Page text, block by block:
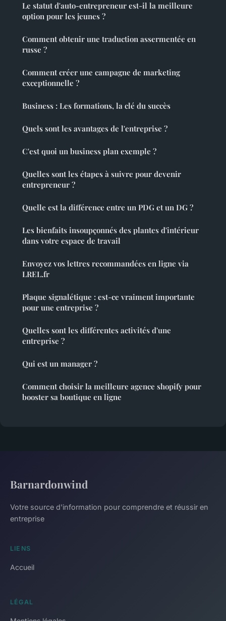
Le statut d'auto-entrepreneur est-il la meilleure
option pour les jeunes ?
Comment obtenir une traduction assermentée en
russe ?
Comment créer une campagne de marketing
exceptionnelle ?
Business : Les formations, la clé du succès
Quels sont les avantages de l'entreprise ?
C'est quoi un business plan exemple ?
Quelles sont les étapes à suivre pour devenir
entrepreneur ?
Quelle est la différence entre un PDG et un DG ?
Les bienfaits insoupçonnés des plantes d'intérieur
dans votre espace de travail
Envoyez vos lettres recommandées en ligne via
LREL.fr
Plaque signalétique : est-ce vraiment importante
pour une entreprise ?
Quelles sont les différentes activités d'une
entreprise ?
Qui est un manager ?
Comment choisir la meilleure agence shopify pour
booster sa boutique en ligne
Barnardonwind
Votre source d'information pour comprendre et réussir en
entreprise
LIENS
Accueil
LÉGAL